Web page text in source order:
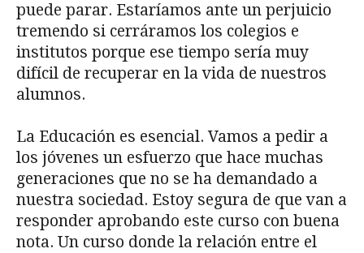
puede parar. Estaríamos ante un perjuicio
tremendo si cerráramos los colegios e
institutos porque ese tiempo sería muy
difícil de recuperar en la vida de nuestros
alumnos.
La Educación es esencial. Vamos a pedir a
los jóvenes un esfuerzo que hace muchas
generaciones que no se ha demandado a
nuestra sociedad. Estoy segura de que van a
responder aprobando este curso con buena
nota. Un curso donde la relación entre el